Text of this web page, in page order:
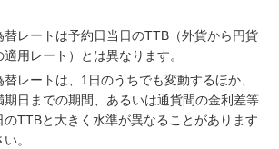
替レートは予約日当日のTTB（外貨から円貨
用レート）とは異なります。
レートは、1日のうちでも変動するほか、
期日までの期間、あるいは通貨間の金利差等
のTTBと大きく水準が異なることがあります
。